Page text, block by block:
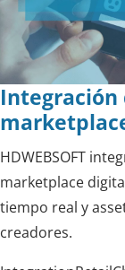
Integración
HDWEBSOFT
marketplace
tiempo real y
creadores.